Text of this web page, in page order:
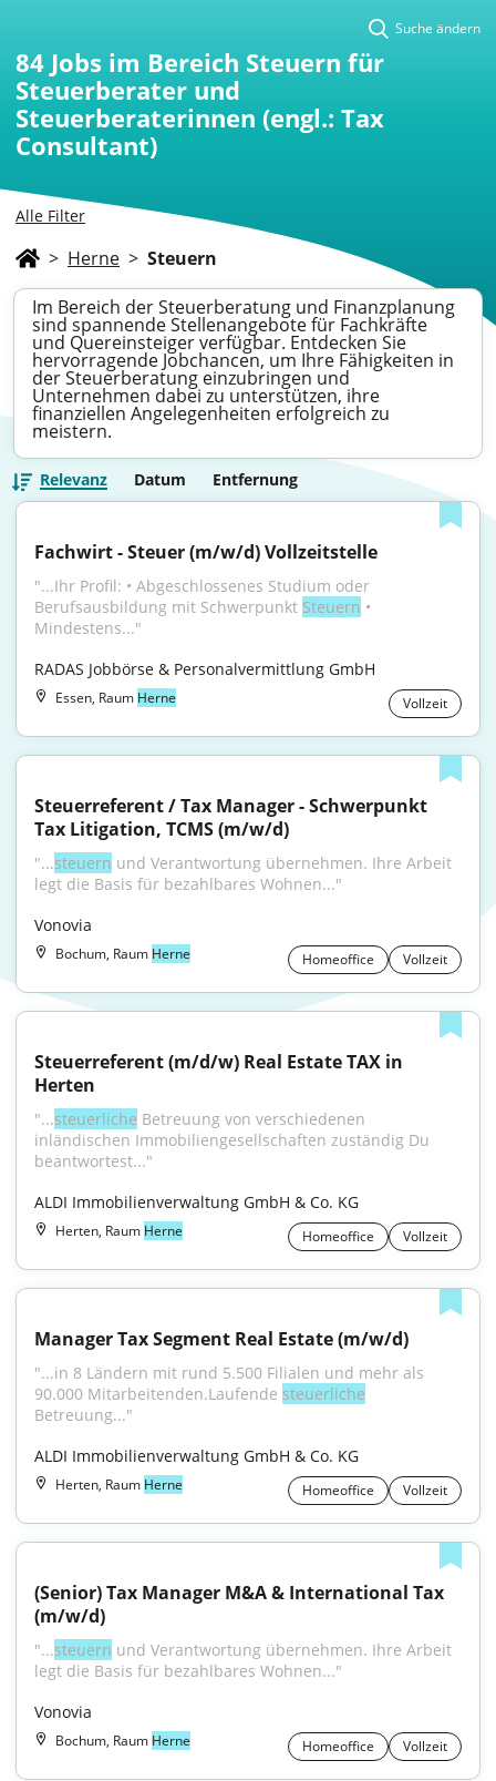
Alle Filter
Suche ändern
84 Jobs im Bereich Steuern für
Steuerberater und
Steuerberaterinnen (engl.: Tax
Consultant)
> Herne > Steuern
Im Bereich der Steuerberatung und Finanzplanung
sind spannende Stellenangebote für Fachkräfte
und Quereinsteiger verfügbar. Entdecken Sie
hervorragende Jobchancen, um Ihre Fähigkeiten in
der Steuerberatung einzubringen und
Unternehmen dabei zu unterstützen, ihre
finanziellen Angelegenheiten erfolgreich zu
meistern.
Relevanz Datum Entfernung
Fachwirt - Steuer (m/w/d) Vollzeitstelle
"...Ihr Profil: • Abgeschlossenes Studium oder
Berufsausbildung mit Schwerpunkt Steuern •
Mindestens..."
RADAS Jobbörse & Personalvermittlung GmbH
Essen, Raum Herne Vollzeit
Steuerreferent / Tax Manager - Schwerpunkt
Tax Litigation, TCMS (m/w/d)
"...steuern und Verantwortung übernehmen. Ihre Arbeit
legt die Basis für bezahlbares Wohnen..."
Vonovia
Bochum, Raum Herne Homeoffice Vollzeit
Steuerreferent (m/d/w) Real Estate TAX in
Herten
"...steuerliche Betreuung von verschiedenen
inländischen Immobiliengesellschaften zuständig Du
beantwortest..."
ALDI Immobilienverwaltung GmbH & Co. KG
Herten, Raum Herne Homeoffice Vollzeit
Manager Tax Segment Real Estate (m/w/d)
"...in 8 Ländern mit rund 5.500 Filialen und mehr als
90.000 Mitarbeitenden.Laufende steuerliche
Betreuung..."
ALDI Immobilienverwaltung GmbH & Co. KG
Herten, Raum Herne Homeoffice Vollzeit
(Senior) Tax Manager M&A & International Tax
(m/w/d)
"...steuern und Verantwortung übernehmen. Ihre Arbeit
legt die Basis für bezahlbares Wohnen..."
Vonovia
Bochum, Raum Herne Homeoffice Vollzeit